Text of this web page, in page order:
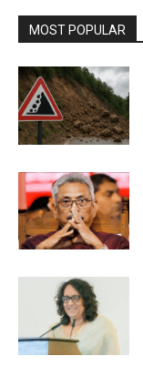
MOST POPULAR